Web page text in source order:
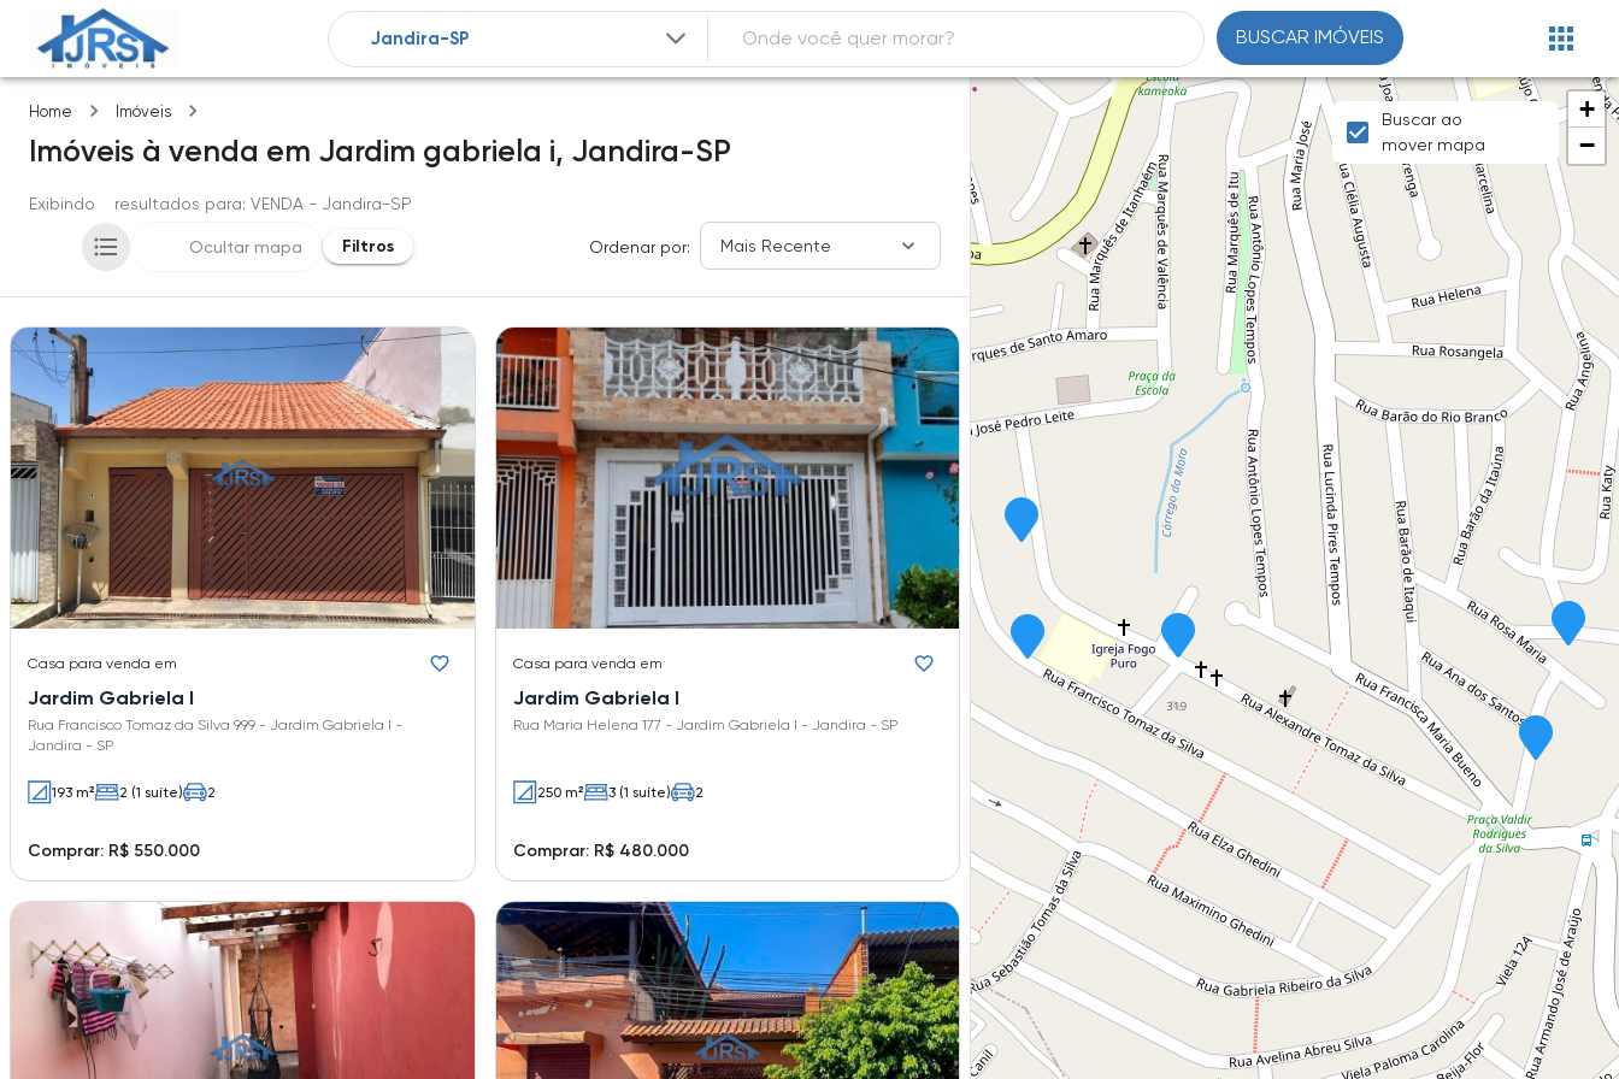
BUSCAR IMÓVEIS
Home Imóveis
Imóveis à venda em Jardim gabriela i, Jandira-SP
Exibindo resultados para: VENDA - Jandira-SP
Ocultar mapa Filtros Ordenar por: Mais Recente
Casa para venda em
Jardim Gabriela I
Rua Francisco Tomaz da Silva 999 - Jardim Gabriela I -
Jandira - SP
193 m² 2 (1 suíte) 2
Comprar: R$ 550.000
Casa para venda em
Jardim Gabriela I
Rua Maria Helena 177 - Jardim Gabriela I - Jandira - SP
250 m² 3 (1 suíte) 2
Comprar: R$ 480.000
+
−
Buscar ao
mover mapa